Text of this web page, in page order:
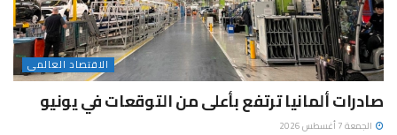
الاقتصاد العالمى
صادرات ألمانيا ترتفع بأعلى من التوقعات في يونيو
الجمعة 7 أغسطس 2026